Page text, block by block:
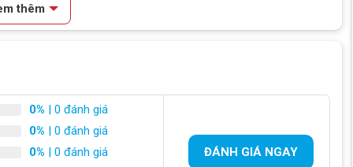
thêm
0% | 0 đánh giá
0% | 0 đánh giá
0% | 0 đánh giá
ĐÁNH GIÁ NGAY